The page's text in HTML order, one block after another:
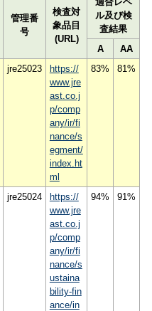
管理番
号
検査対
象品目
(URL)
ル及び検
査結果
A
AA
jre25023
https://
www.jre
ast.co.j
p/comp
any/ir/fi
nance/s
egment/
index.ht
ml
83% 81%
jre25024
https://
www.jre
ast.co.j
p/comp
any/ir/fi
nance/s
ustaina
bility-fin
ance/in
94% 91%